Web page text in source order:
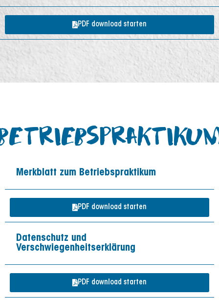
PDF download starten
Merkblatt zum Betriebspraktikum
PDF download starten
Datenschutz und
Verschwiegenheitserklärung
PDF download starten